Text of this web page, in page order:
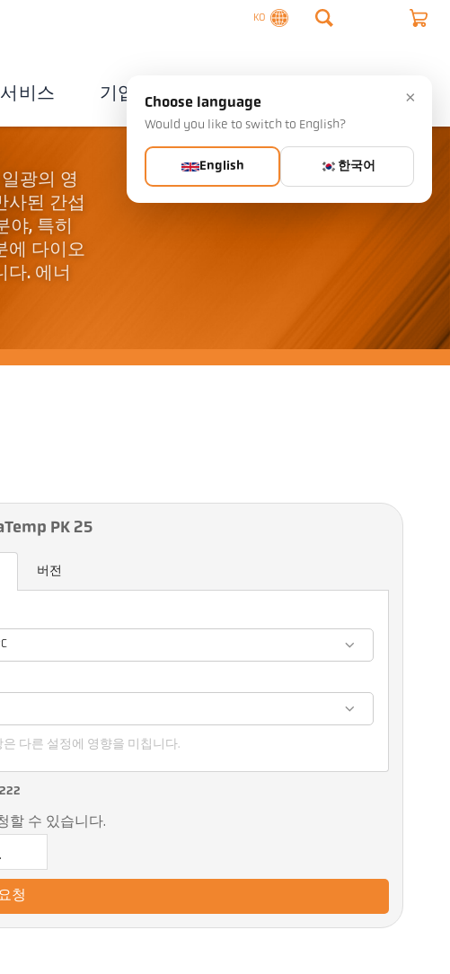
KO
서비스 기업
광의 영
사된 간섭
, 특히
에 다이오
다. 에너
PK 25
버전
은 다른 설정에 영향을 미칩니다.
할 수 있습니다.
청
×
Choose language
Would you like to switch to English?
English 한국어